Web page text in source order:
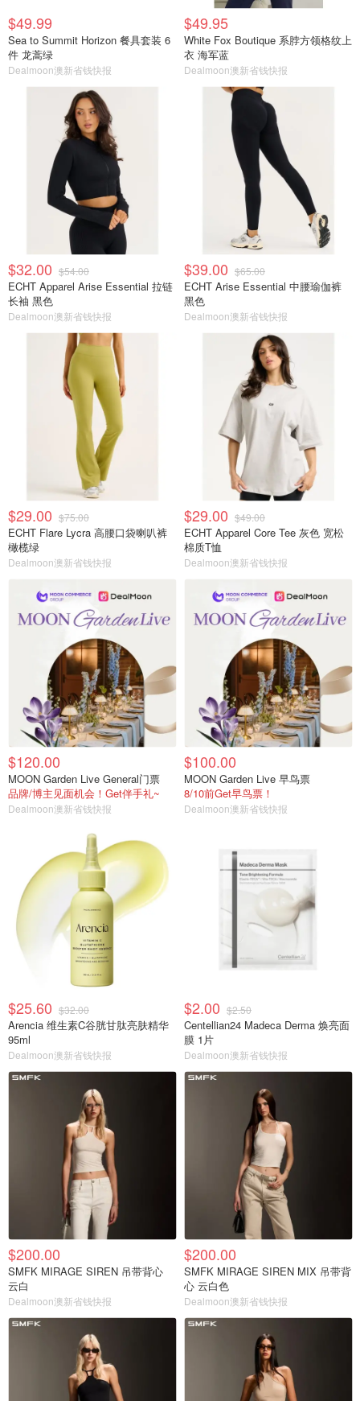
$49.99
Sea to Summit Horizon 餐具套装 6
件 龙蒿绿
Dealmoon澳新省钱快报
$49.95
White Fox Boutique 系脖方领格纹上
衣 海军蓝
Dealmoon澳新省钱快报
$32.00 $54.00
ECHT Apparel Arise Essential 拉链
长袖 黑色
Dealmoon澳新省钱快报
$39.00 $65.00
ECHT Arise Essential 中腰瑜伽裤
黑色
Dealmoon澳新省钱快报
$29.00 $75.00
ECHT Flare Lycra 高腰口袋喇叭裤
橄榄绿
Dealmoon澳新省钱快报
$29.00 $49.00
ECHT Apparel Core Tee 灰色 宽松
棉质T恤
Dealmoon澳新省钱快报
$120.00
MOON Garden Live General门票
品牌/博主见面机会！Get伴手礼~
Dealmoon澳新省钱快报
$100.00
MOON Garden Live 早鸟票
8/10前Get早鸟票！
Dealmoon澳新省钱快报
$25.60 $32.00
Arencia 维生素C谷胱甘肽亮肤精华
95ml
Dealmoon澳新省钱快报
$2.00 $2.50
Centellian24 Madeca Derma 焕亮面
膜 1片
Dealmoon澳新省钱快报
$200.00
SMFK MIRAGE SIREN 吊带背心
云白
Dealmoon澳新省钱快报
$200.00
SMFK MIRAGE SIREN MIX 吊带背
心 云白色
Dealmoon澳新省钱快报